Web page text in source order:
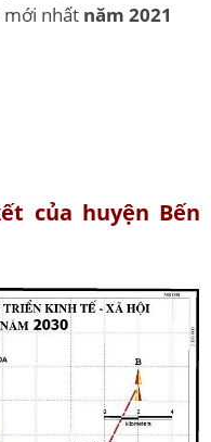
mới nhất năm 2021
của huyện Bến